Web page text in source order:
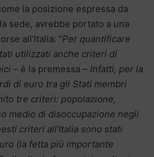
la posizione espressa da
sede, avrebbe portato a una
all’Italia: “Per quantificare
utilizzati anche criteri di
– è la premessa – Infatti, per la
di euro tra gli Stati membri
tre criteri: popolazione,
medio di disoccupazione negli
criteri all’Italia sono stati
(la fetta più importante